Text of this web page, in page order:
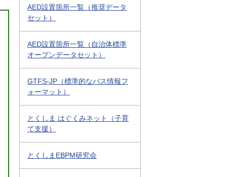
AED設置箇所一覧（推奨データ
セット）
AED設置箇所一覧（自治体標準
オープンデータセット）
GTFS-JP（標準的なバス情報フ
ォーマット）
とくしま はぐくみネット（子育
て支援）
とくしまEBPM研究会